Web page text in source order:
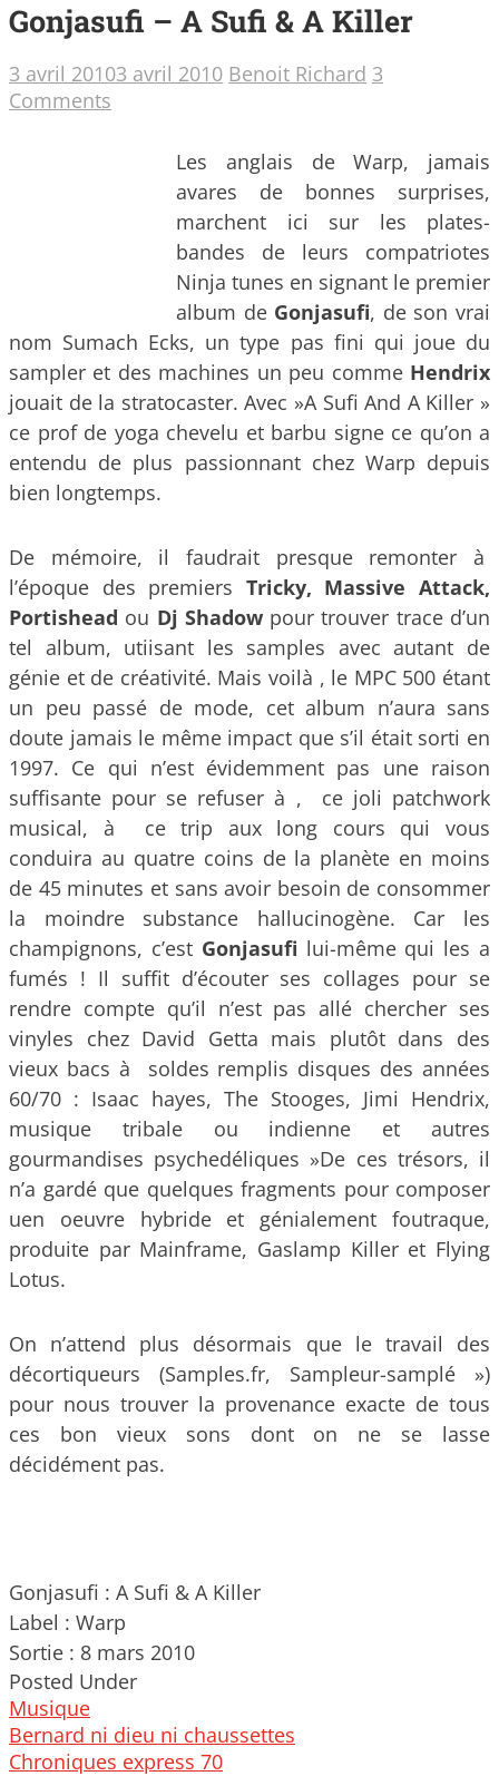
Gonjasufi – A Sufi & A Killer
3 avril 20103 avril 2010 Benoit Richard 3
Comments
Les anglais de Warp, jamais
avares de bonnes surprises,
marchent ici sur les plates-
bandes de leurs compatriotes
Ninja tunes en signant le premier
album de Gonjasufi, de son vrai
nom Sumach Ecks, un type pas fini qui joue du
sampler et des machines un peu comme Hendrix
jouait de la stratocaster. Avec »A Sufi And A Killer »
ce prof de yoga chevelu et barbu signe ce qu’on a
entendu de plus passionnant chez Warp depuis
bien longtemps.
De mémoire, il faudrait presque remonter à
l’époque des premiers Tricky, Massive Attack,
Portishead ou Dj Shadowpour trouver trace d’un
tel album, utiisant les samples avec autant de
génie et de créativité. Mais voilà , le MPC 500 étant
un peu passé de mode, cet album n’aura sans
doute jamais le même impact que s’il était sorti en
1997. Ce qui n’est évidemment pas une raison
suffisante pour se refuser à , ce joli patchwork
musical, à ce trip aux long cours qui vous
conduira au quatre coins de la planète en moins
de 45 minutes et sans avoir besoin de consommer
la moindre substance hallucinogène. Car les
champignons, c’est Gonjasufi lui-même qui les a
fumés ! Il suffit d’écouter ses collages pour se
rendre compte qu’il n’est pas allé chercher ses
vinyles chez David Getta mais plutôt dans des
vieux bacs à soldes remplis disques des années
60/70 : Isaac hayes, The Stooges, Jimi Hendrix,
musique tribale ou indienne et autres
gourmandises psychedéliques »De ces trésors, il
n’a gardé que quelques fragments pour composer
uen oeuvre hybride et génialement foutraque,
produite par Mainframe, Gaslamp Killer et Flying
Lotus.
On n’attend plus désormais que le travail des
décortiqueurs (Samples.fr, Sampleur-samplé »)
pour nous trouver la provenance exacte de tous
ces bon vieux sons dont on ne se lasse
décidément pas.
Gonjasufi : A Sufi & A Killer
Label : Warp
Sortie : 8 mars 2010
Posted Under
Musique
Post
navigation
Bernard ni dieu ni chaussettes
Chroniques express 70